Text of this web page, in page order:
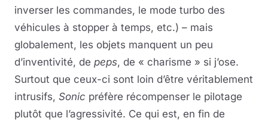
inverser les commandes, le mode turbo des
véhicules à stopper à temps, etc.) – mais
globalement, les objets manquent un peu
d’inventivité, de peps, de « charisme » si j’ose.
Surtout que ceux-ci sont loin d’être véritablement
intrusifs, Sonic préfère récompenser le pilotage
plutôt que l’agressivité. Ce qui est, en fin de